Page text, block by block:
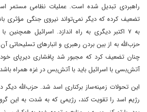
راهبردی تبدیل شده است. عملیات نظامی مستمر
تضعیف کرده که دیگر نمی‌تواند نیروی جنگی مؤثری
به ۷ اکتبر دیگری به راه اندازد. اسرائیل
حزب‌الله به از بین بردن رهبری و انبارهای تسلیحاتی
چنان تضعیف کرد که مجبور شد پافشاری دیرپای خود
آتش‌بسی با اسرائیل باید با آتش‌بس در غزه همراه
این تحولات زمینه‌ساز برکناری اسد شد. حزب‌الله دیگر
رژیم اسد را تقویت کند، رژیمی که به شدت به این